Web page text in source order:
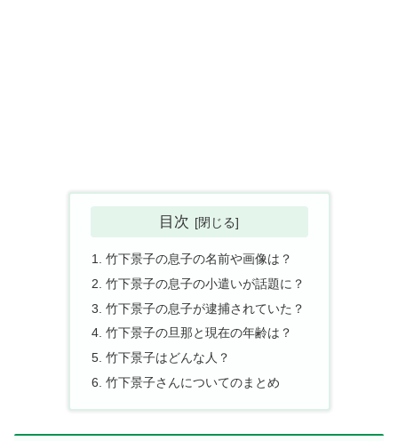
目次
竹下景子の息子の名前や画像は？
竹下景子の息子の小遣いが話題に？
竹下景子の息子が逮捕されていた？
竹下景子の旦那と現在の年齢は？
竹下景子はどんな人？
竹下景子さんについてのまとめ